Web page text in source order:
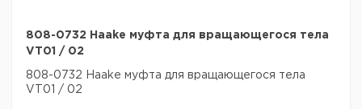
808-0732 Haake муфта для вращающегося тела
VT01 / 02
808-0732 Haake муфта для вращающегося тела
VT01 / 02